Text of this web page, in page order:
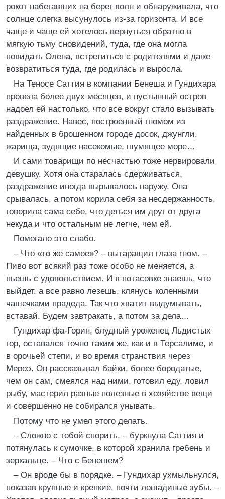
рокот набегавших на берег волн и обнаруживала, что
солнце слегка высунулось из-за горизонта. И все
чаще и чаще ей хотелось вернуться обратно в
мягкую тьму сновидений, туда, где она могла
повидать Олена, встретиться с родителями и даже
возвратиться туда, где родилась и выросла.
На Теносе Саттия в компании Бенеша и Гундихара
провела более двух месяцев, и пустынный остров
надоел ей настолько, что все вокруг стало вызывать
раздражение. Навес, построенный гномом из
найденных в брошенном городе досок, джунгли,
жарища, зудящие насекомые, шумящее море…
И сами товарищи по несчастью тоже нервировали
девушку. Хотя она старалась сдерживаться,
раздражение иногда вырывалось наружу. Она
срывалась, а потом корила себя за несдержанность,
говорила сама себе, что деться им друг от друга
некуда и что остальным не легче, чем ей.
Помогало это слабо.
– Что «то же самое»? – вытаращил глаза гном. –
Пиво вот всякий раз тоже особо не меняется, а
пьешь с удовольствием. И в потасовке знаешь, что
выйдет, а все равно лезешь, клянусь коленными
чашечками прадеда. Так что хватит выдумывать,
вставай. Будем завтракать, а потом за дела…
Гундихар фа-Горин, блудный уроженец Льдистых
гор, оставался точно таким же, как и в Терсалиме, и
в орочьей степи, и во время странствия через
Мероэ. Он рассказывал байки, более бородатые,
чем он сам, смеялся над ними, готовил еду, ловил
рыбу, мастерил разные полезные в хозяйстве вещи
и совершенно не собирался унывать.
Потому что не умел этого делать.
– Сложно с тобой спорить, – буркнула Саттия и
потянулась к сумочке, в которой хранила гребень и
зеркальце. – Что с Бенешем?
– Он вроде бы в порядке. – Гундихар ухмыльнулся,
показав крупные и крепкие, почти лошадиные зубы. –